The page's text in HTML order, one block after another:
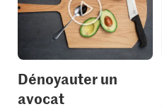
Dénoyauter un
avocat